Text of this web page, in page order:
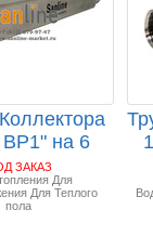
ВР1" на 6
ВР1...
ЗАКАЗ
Для
Для Теплого
пола